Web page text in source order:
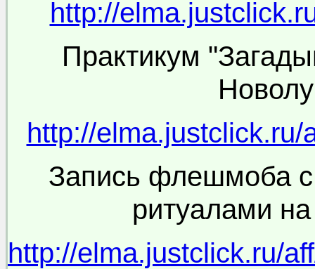
http://
Практикум
http://
Запись флешмоба
ритуалами
http://elma.justclick.ru/